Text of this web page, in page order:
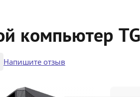
компьютер
Напишите отзыв